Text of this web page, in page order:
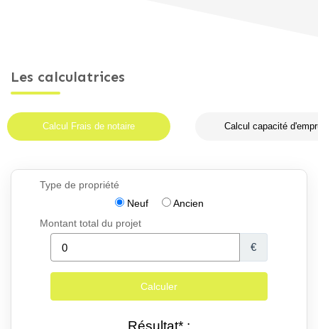
Les calculatrices
Calcul Frais de notaire Calcul capacité